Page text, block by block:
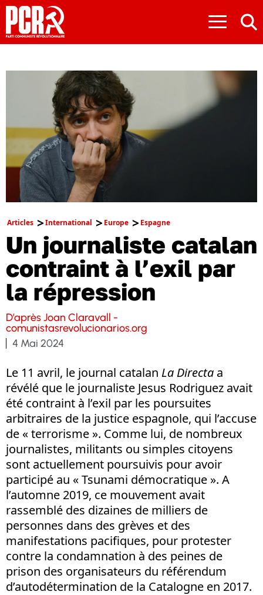
≡
Articles International Europe Espagne
Un journaliste catalan
contraint à l’exil par
la répression
D’après Joan Claravall -
comunistasrevolucionarios.org
4 Mai 2024
Le 11 avril, le journal catalan La Directa a
révélé que le journaliste Jesus Rodriguez avait
été contraint à l’exil par les poursuites
arbitraires de la justice espagnole, qui l’accuse
de « terrorisme ». Comme lui, de nombreux
journalistes, militants ou simples citoyens
sont actuellement poursuivis pour avoir
participé au « Tsunami démocratique ». A
l’automne 2019, ce mouvement avait
rassemblé des dizaines de milliers de
personnes dans des grèves et des
manifestations pacifiques, pour protester
contre la condamnation à des peines de
prison des organisateurs du référendum
d’autodétermination de la Catalogne en 2017.